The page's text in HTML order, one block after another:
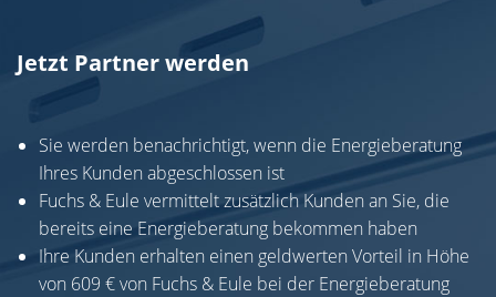
Jetzt Partner werden
Sie werden benachrichtigt, wenn die Energieberatung
Ihres Kunden abgeschlossen ist
Fuchs & Eule vermittelt zusätzlich Kunden an Sie, die
bereits eine Energieberatung bekommen haben
Ihre Kunden erhalten einen geldwerten Vorteil in Höhe
von 609 € von Fuchs & Eule bei der Energieberatung